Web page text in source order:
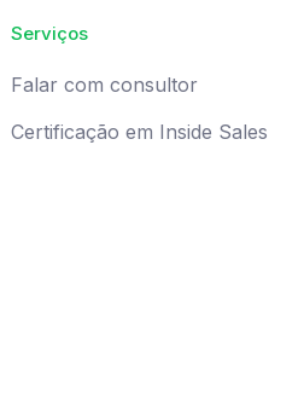
Serviços
Falar com consultor
Certificação em Inside Sales